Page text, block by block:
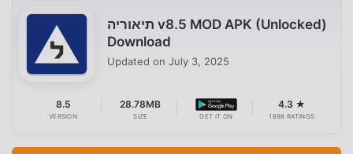
תיאוריה v8.5 MOD APK (Unlocked)
Download
Updated on July 3, 2025
8.5
VERSION
28.78MB
SIZE GET IT ON
4.3 ★
1698 RATINGS